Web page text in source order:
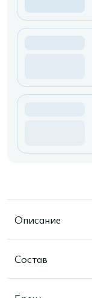
Описание
Состав